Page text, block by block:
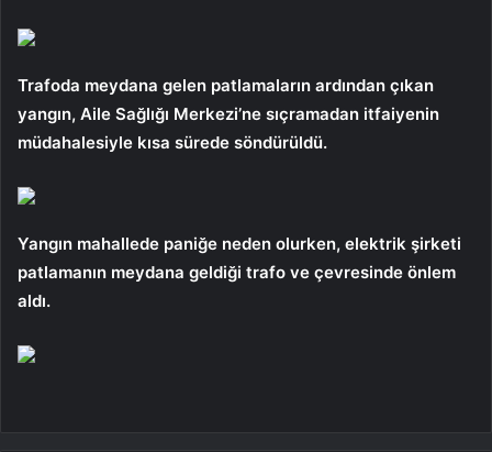
Trafoda meydana gelen patlamaların ardından çıkan
yangın, Aile Sağlığı Merkezi’ne sıçramadan itfaiyenin
müdahalesiyle kısa sürede söndürüldü.
Yangın mahallede paniğe neden olurken, elektrik şirketi
patlamanın meydana geldiği trafo ve çevresinde önlem
aldı.